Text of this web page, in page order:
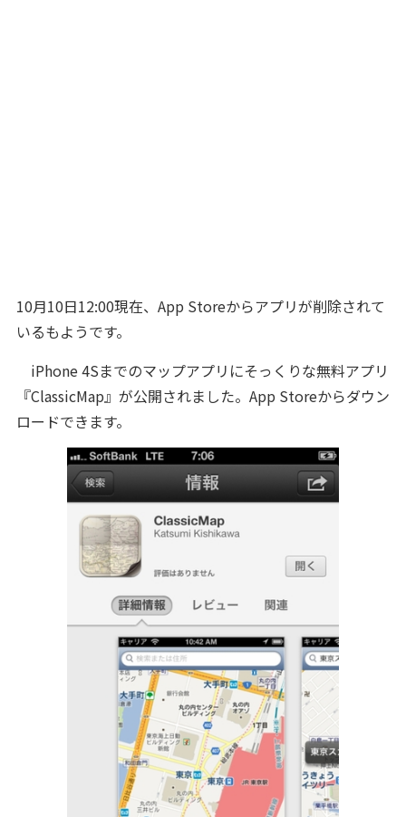
10月10日12:00現在、App Storeからアプリが削除されて
いるもようです。
iPhone 4Sまでのマップアプリにそっくりな無料アプリ
『ClassicMap』が公開されました。App Storeからダウン
ロードできます。